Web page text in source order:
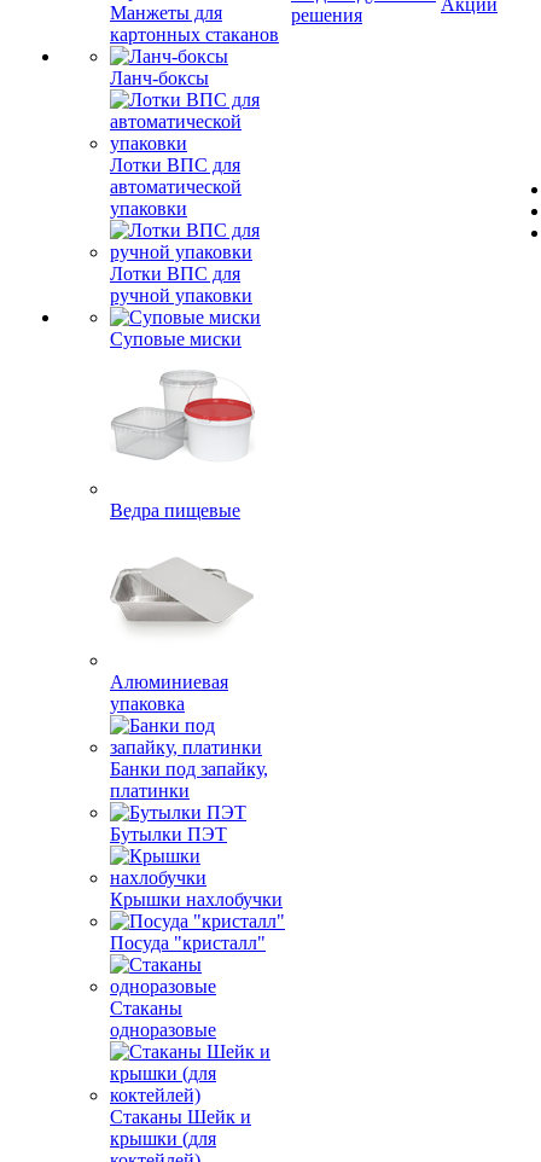
Манжеты для
картонных стаканов
Ланч-боксы
Лотки ВПС для
автоматической
упаковки
Лотки ВПС для
ручной упаковки
Суповые миски
Ведра пищевые
Алюминиевая
упаковка
Банки под запайку,
платинки
Бутылки ПЭТ
Крышки нахлобучки
Посуда "кристалл"
Стаканы
одноразовые
Стаканы Шейк и
крышки (для
решения
Акции